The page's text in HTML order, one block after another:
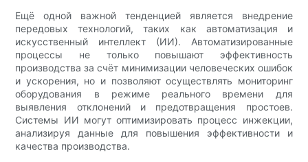
Ещё одной важной тенденцией является внедрение
передовых технологий, таких как автоматизация и
искусственный интеллект (ИИ). Автоматизированные
процессы не только повышают эффективность
производства за счёт минимизации человеческих ошибок
и ускорения, но и позволяют осуществлять мониторинг
оборудования в режиме реального времени для
выявления отклонений и предотвращения простоев.
Системы ИИ могут оптимизировать процесс инжекции,
анализируя данные для повышения эффективности и
качества производства.